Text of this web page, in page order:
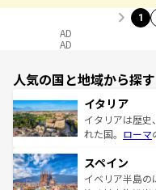
1
AD
AD
人気の国と地域から探す
イタリア
イタリアは歴
れた国。 ローマ
ろん、トスカー
景など、自然景
スペイン
イベリア半島の